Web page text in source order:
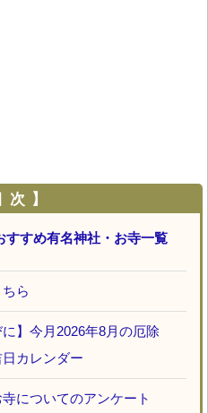
次 】
すすめ有名神社・お寺一覧
ら
】今月2026年8月の厄除
カレンダー
についてのアンケート